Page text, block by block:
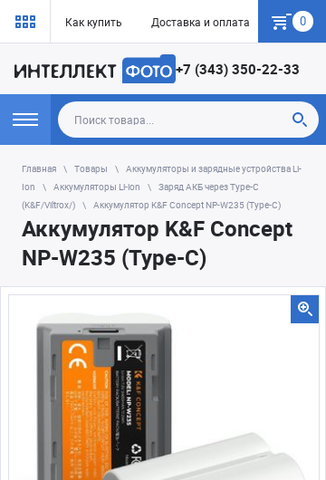
Как купить Доставка и оплата Гарантия
0
+7 (343) 350-22-33
Главная Товары
Аккумуляторы и зарядные устройства Li-
Ion
Аккумуляторы Li-ion
Заряд АКБ через Type-C
(K&F/Viltrox/)
Аккумулятор K&F Concept NP-W235 (Type-C)
Аккумулятор K&F Concept
NP-W235 (Type-C)